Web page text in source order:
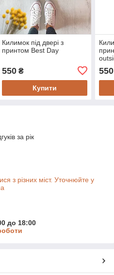
Килимок під двері з
принтом Best Day
550₴
Купити
550
за рік
з різних міст. Уточнюйте у
до 18:00